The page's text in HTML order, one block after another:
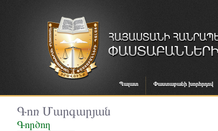
Պալատ Փաստաբանի խորհրդով
Գոռ Մարգարյան
Գործող